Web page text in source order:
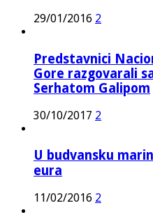
29/01/2016 2
Predstavnici
Gore razgovarali
Serhatom Galipom
30/10/2017 2
U budvansku
eura
11/02/2016 2